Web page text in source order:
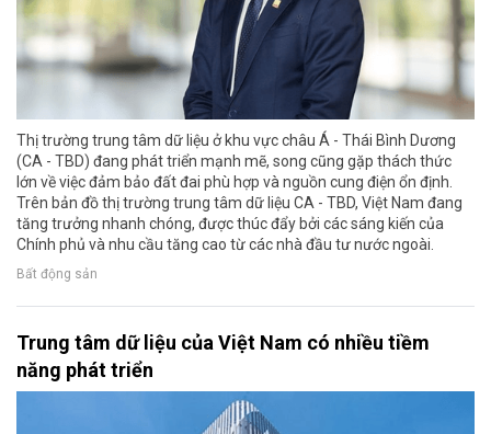
Thị trường trung tâm dữ liệu ở khu vực châu Á - Thái Bình Dương
(CA - TBD) đang phát triển mạnh mẽ, song cũng gặp thách thức
lớn về việc đảm bảo đất đai phù hợp và nguồn cung điện ổn định.
Trên bản đồ thị trường trung tâm dữ liệu CA - TBD, Việt Nam đang
tăng trưởng nhanh chóng, được thúc đẩy bởi các sáng kiến của
Chính phủ và nhu cầu tăng cao từ các nhà đầu tư nước ngoài.
Bất động sản
Trung tâm dữ liệu của Việt Nam có nhiều tiềm
năng phát triển